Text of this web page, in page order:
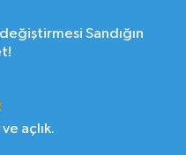
Sandığın
açlık.